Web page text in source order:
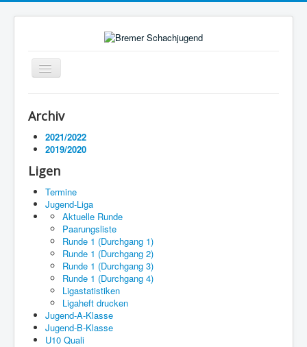
Navigation
an/aus
Termine
Impressum
Archiv
2021/2022
2019/2020
Ligen
Termine
Jugend-Liga
Aktuelle Runde
Paarungsliste
Runde 1 (Durchgang 1)
Runde 1 (Durchgang 2)
Runde 1 (Durchgang 3)
Runde 1 (Durchgang 4)
Ligastatistiken
Ligaheft drucken
Jugend-A-Klasse
Jugend-B-Klasse
U10 Quali